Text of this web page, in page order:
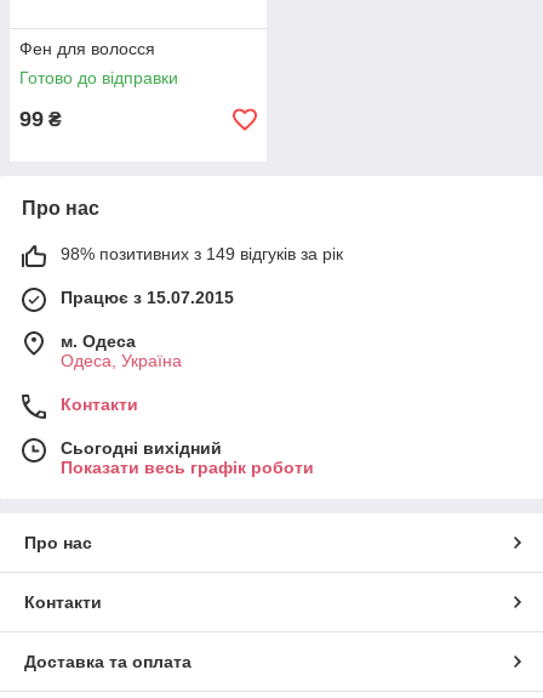
Фен для волосся
Готово до відправки
99 ₴
Про нас
98% позитивних з 149 відгуків за рік
Працює з 15.07.2015
м. Одеса
Одеса, Україна
Контакти
Сьогодні вихідний
Показати весь графік роботи
Про нас
Контакти
Доставка та оплата